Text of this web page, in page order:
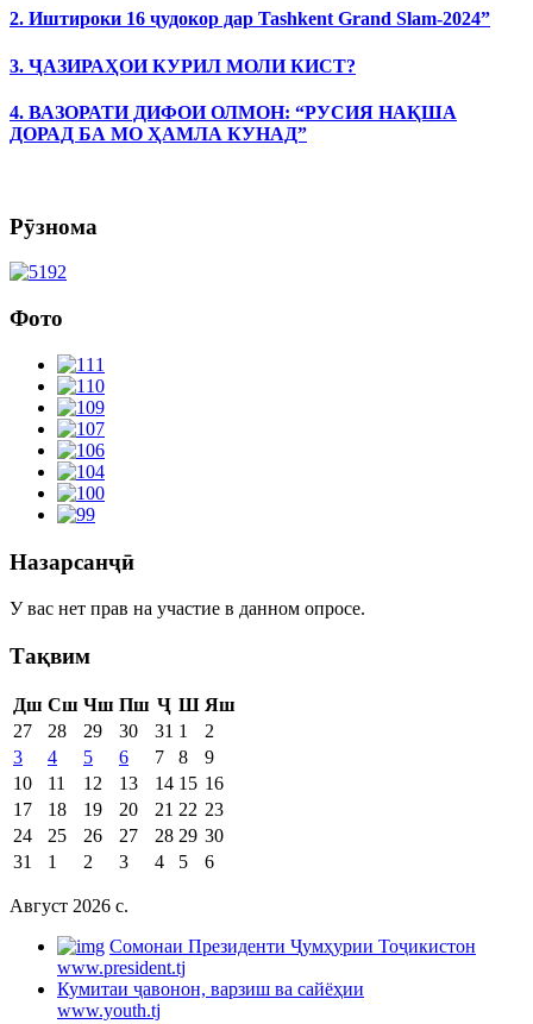
2. Иштироки 16 ҷудокор дар Tashkent Grand Slam-2024”
3. ҶАЗИРАҲОИ КУРИЛ МОЛИ КИСТ?
4. ВАЗОРАТИ ДИФОИ ОЛМОН: “РУСИЯ НАҚША
ДОРАД БА МО ҲАМЛА КУНАД”
Рӯзнома
Фото
Назарсанҷӣ
У вас нет прав на участие в данном опросе.
Тақвим
Дш Сш Чш Пш Ҷ Ш Яш
27
28 29 30 31 1
2
3
4 5 6 7 8
9
10
11 12 13 14 15 16
17
18 19 20 21 22 23
24
25 26 27 28 29 30
31
1 2 3 4 5 6
Август 2026 c.
Cомонаи Президенти Ҷумҳурии Тоҷикистон
www.president.tj
Кумитаи ҷавонон, варзиш ва сайёҳии
www.youth.tj